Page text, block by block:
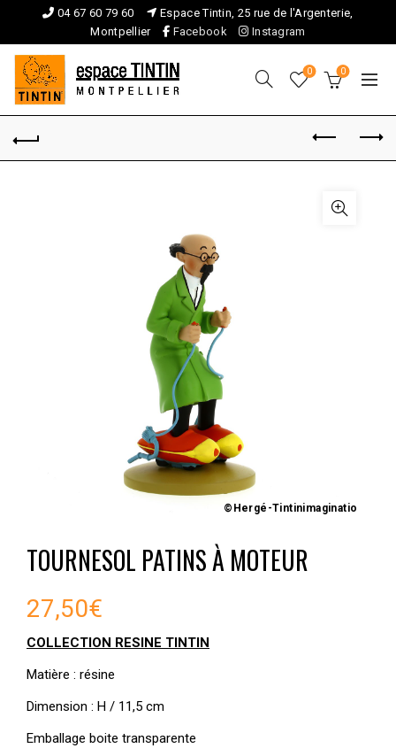
04 67 60 79 60
Espace Tintin, 25 rue de l'Argenterie,
Montpellier
Facebook Instagram
0 0
©Hergé-Tintinimaginatio
TOURNESOL PATINS À MOTEUR
27,50€
COLLECTION RESINE TINTIN
Matière : résine
Dimension : H / 11,5 cm
Emballage boite transparente